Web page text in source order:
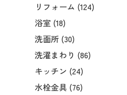
リフォーム (124)
浴室 (18)
洗面所 (30)
洗濯まわり (86)
キッチン (24)
水栓金具 (76)